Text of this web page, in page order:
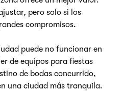
pero solo si los
compromisos.
puede no funcionar en
de equipos para fiestas
de bodas concurrido,
una ciudad más tranquila.